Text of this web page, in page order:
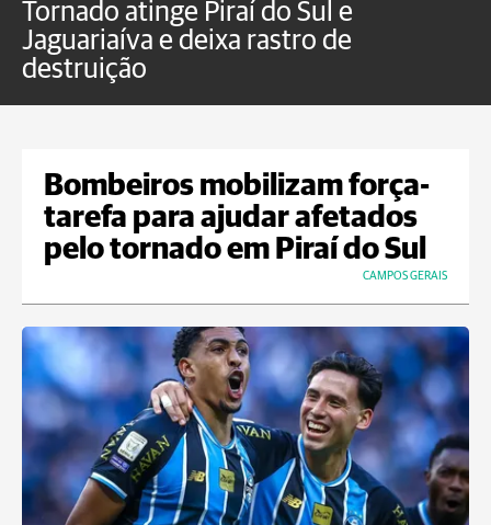
Tornado atinge Piraí do Sul e
Jaguariaíva e deixa rastro de
destruição
Bombeiros mobilizam força-
tarefa para ajudar afetados
pelo tornado em Piraí do Sul
CAMPOS GERAIS